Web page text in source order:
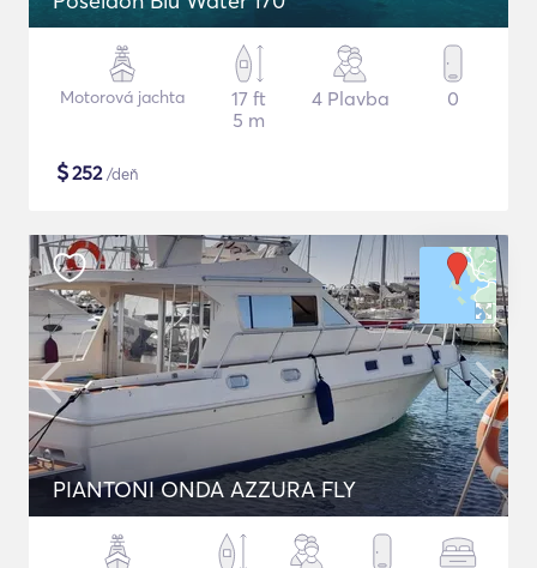
Motorová jachta
17 ft
5 m
4 Plavba 0
$252/deň
PIANTONI ONDA AZZURA FLY